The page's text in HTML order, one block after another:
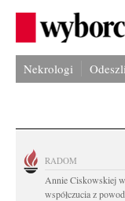
Nekrologi
RADOM
Annie Ciskowskiej
współczucia z